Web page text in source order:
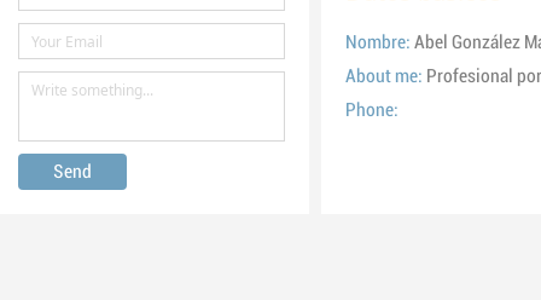
Nombre: Abel González
About me: Profesional
Phone: